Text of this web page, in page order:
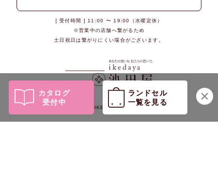
カタログ
受付中
ランドセル
一覧を見る
[ 受付時間 ] 11:00 〜 19:00（水曜定休）
※営業中の店舗へ繋がるため
土日祝日は繋がりにくい場合がございます。
© 2026 IKEDAYA Co., Ltd.